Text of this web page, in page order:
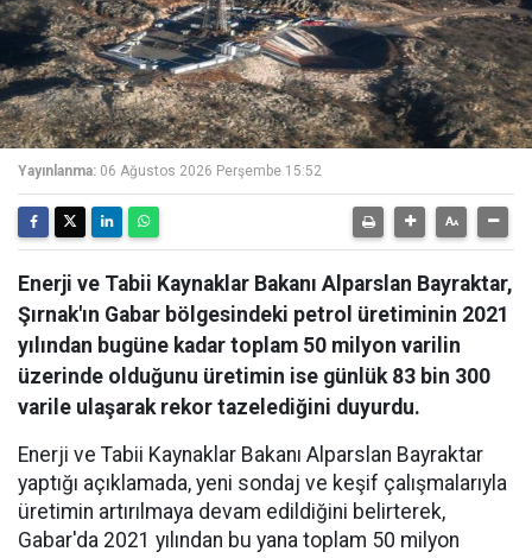
Yayınlanma: 06 Ağustos 2026 Perşembe 15:52
Enerji ve Tabii Kaynaklar Bakanı Alparslan Bayraktar,
Şırnak'ın Gabar bölgesindeki petrol üretiminin 2021
yılından bugüne kadar toplam 50 milyon varilin
üzerinde olduğunu üretimin ise günlük 83 bin 300
varile ulaşarak rekor tazelediğini duyurdu.
Enerji ve Tabii Kaynaklar Bakanı Alparslan Bayraktar
yaptığı açıklamada, yeni sondaj ve keşif çalışmalarıyla
üretimin artırılmaya devam edildiğini belirterek,
Gabar'da 2021 yılından bu yana toplam 50 milyon